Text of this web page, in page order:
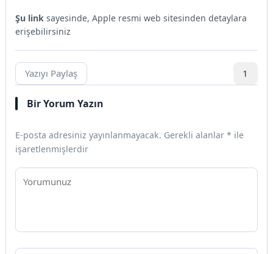
Şu link sayesinde, Apple resmi web sitesinden detaylara
erişebilirsiniz
Yazıyı Paylaş 1
Bir Yorum Yazın
E-posta adresiniz yayınlanmayacak. Gerekli alanlar* ile
işaretlenmişlerdir